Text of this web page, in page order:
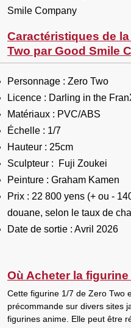
Caractéristiques de
Two par Good Smile
Personnage : Zero Two
Licence : Darling in the
Matériaux : PVC/ABS
Échelle : 1/7
Hauteur : 25cm
Sculpteur : Fuji Zoukei
Peinture : Graham Kamen
Prix : 22 800 yens (+ ou -
douane, selon le taux de
Date de sortie : Avril 2026
Où Acheter la figurine
Cette figurine 1/7 de Zero Two
précommande sur divers sites
figurines anime . Elle peut être